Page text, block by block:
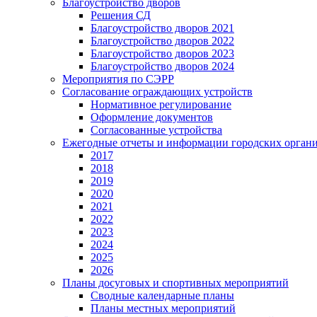
Благоустройство дворов
Решения СД
Благоустройство дворов 2021
Благоустройство дворов 2022
Благоустройство дворов 2023
Благоустройство дворов 2024
Мероприятия по СЭРР
Согласование ограждающих устройств
Нормативное регулирование
Оформление документов
Согласованные устройства
Ежегодные отчеты и информации городских
2017
2018
2019
2020
2021
2022
2023
2024
2025
2026
Планы досуговых и спортивных мероприятий
Сводные календарные планы
Планы местных мероприятий